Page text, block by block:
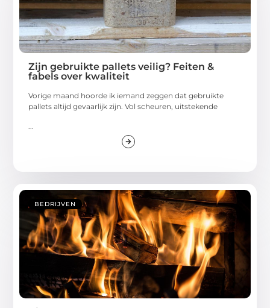
Zijn gebruikte pallets veilig? Feiten &
fabels over kwaliteit
Vorige maand hoorde ik iemand zeggen dat gebruikte
pallets altijd gevaarlijk zijn. Vol scheuren, uitstekende
BEDRIJVEN